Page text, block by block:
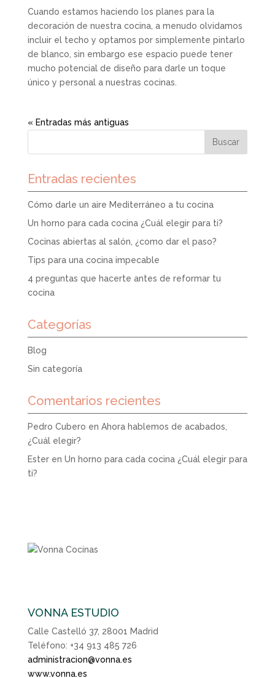
Cuando estamos haciendo los planes para la
decoración de nuestra cocina, a menudo olvidamos
incluir el techo y optamos por simplemente pintarlo
de blanco, sin embargo ese espacio puede tener
mucho potencial de diseño para darle un toque
único y personal a nuestras cocinas.
« Entradas más antiguas
Entradas recientes
Cómo darle un aire Mediterráneo a tu cocina
Un horno para cada cocina ¿Cuál elegir para ti?
Cocinas abiertas al salón, ¿como dar el paso?
Tips para una cocina impecable
4 preguntas que hacerte antes de reformar tu
cocina
Categorías
Blog
Sin categoría
Comentarios recientes
Pedro Cubero en Ahora hablemos de acabados,
¿Cuál elegir?
Esteren Un horno para cada cocina ¿Cuál elegir para
ti?
VONNA ESTUDIO
Calle Castelló 37, 28001 Madrid
Teléfono: +34 913 485 726
administracion@vonna.es
www.vonna.es